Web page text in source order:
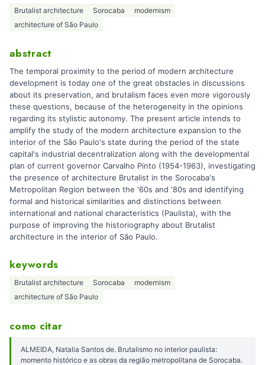
Brutalist architecture Sorocaba
modernism
architecture of São Paulo
abstract
The temporal proximity to the period of modern architecture
development is today one of the great obstacles in discussions
about its preservation, and brutalism faces even more vigorously
these questions, because of the heterogeneity in the opinions
regarding its stylistic autonomy. The present article intends to
amplify the study of the modern architecture expansion to the
interior of the São Paulo's state during the period of the state
capital's industrial decentralization along with the developmental
plan of current governor Carvalho Pinto (1954-1963), investigating
the presence of architecture Brutalist in the Sorocaba's
Metropolitan Region between the '60s and '80s and identifying
formal and historical similarities and distinctions between
international and national characteristics (Paulista), with the
purpose of improving the historiography about Brutalist
architecture in the interior of São Paulo.
keywords
Brutalist architecture Sorocaba
modernism
architecture of São Paulo
como citar
ALMEIDA, Natalia Santos de. Brutalismo no interior paulista:
momento histórico e as obras da região metropolitana de Sorocaba.